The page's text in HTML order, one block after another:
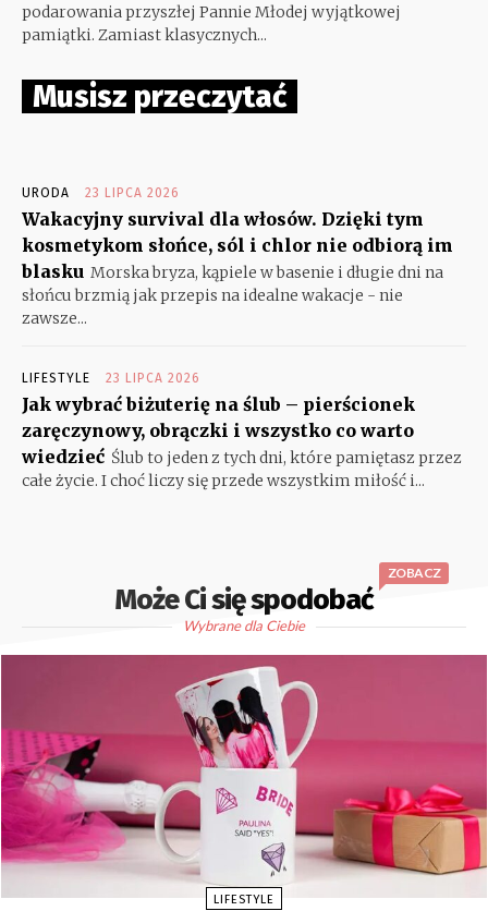
podarowania przyszłej Pannie Młodej wyjątkowej
pamiątki. Zamiast klasycznych...
Musisz przeczytać
URODA 23 LIPCA 2026
Wakacyjny survival dla włosów. Dzięki tym
kosmetykom słońce, sól i chlor nie odbiorą im
blasku Morska bryza, kąpiele w basenie i długie dni na
słońcu brzmią jak przepis na idealne wakacje - nie
zawsze...
LIFESTYLE 23 LIPCA 2026
Jak wybrać biżuterię na ślub – pierścionek
zaręczynowy, obrączki i wszystko co warto
wiedzieć Ślub to jeden z tych dni, które pamiętasz przez
całe życie. I choć liczy się przede wszystkim miłość i...
Może Ci się spodobać
ZOBACZ
Wybrane dla Ciebie
LIFESTYLE